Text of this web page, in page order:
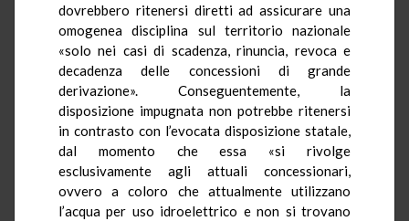
dovrebbero ritenersi diretti ad assicurare una
omogenea disciplina sul territorio nazionale
«solo nei casi di scadenza, rinuncia, revoca e
decadenza delle concessioni di grande
derivazione». Conseguentemente, la
disposizione impugnata non potrebbe ritenersi
in contrasto con l’evocata disposizione statale,
dal momento che essa «si rivolge
esclusivamente agli attuali concessionari,
ovvero a coloro che attualmente utilizzano
l’acqua per uso idroelettrico e non si trovano